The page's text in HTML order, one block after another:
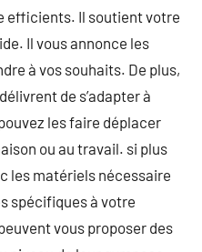
efficients. Il soutient votre
Il vous annonce les
à vos souhaits. De plus,
de s’adapter à
les faire déplacer
ou au travail. si plus
les matériels nécessaire
spécifiques à votre
vous proposer des